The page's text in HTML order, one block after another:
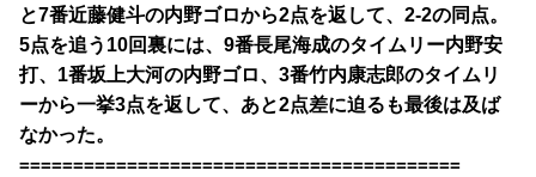
と7番近藤健斗の内野ゴロから2点を返して、2-2の同点。
5点を追う10回裏には、9番長尾海成のタイムリー内野安
打、1番坂上大河の内野ゴロ、3番竹内康志郎のタイムリ
ーから一挙3点を返して、あと2点差に迫るも最後は及ば
なかった。
=========================================